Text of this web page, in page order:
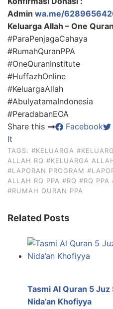
Admin wa.me/
Keluarga Allah – One
#ParaPenjagaCahaya
#RumahQuranPPA
#OneQuranInstitute
#HuffazhOnline
#KeluargaAllah
#AbulyatamaIndonesia
#PeradabanEOA
Share this
Facebook
It
TAGS: #KELUARGA
ALLAH RQ #KELUARGA
#LAPORAN PROGRAM
ALLAH RQ PPA #RQ #RQ PPA
#RUMAH QURAN PPA
Related Posts
Tasmi Al Quran 5
Nida’an Khofiyya